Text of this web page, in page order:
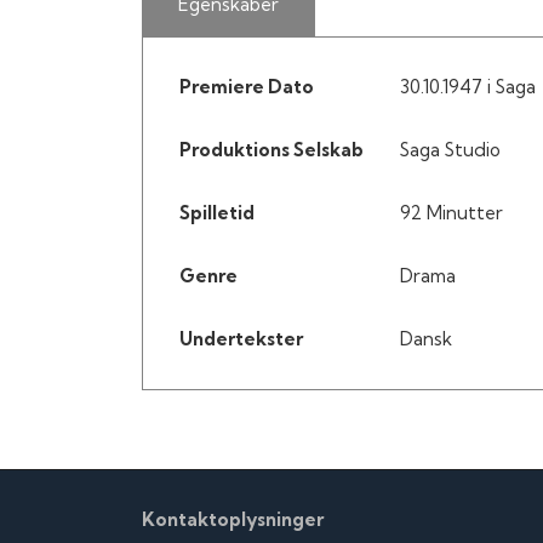
Premiere Dato 30.10.1947 i Saga
Produktions Selskab Saga Studio
Spilletid 92 Minutter
Genre Drama
Undertekster Dansk
Kontaktoplysninger